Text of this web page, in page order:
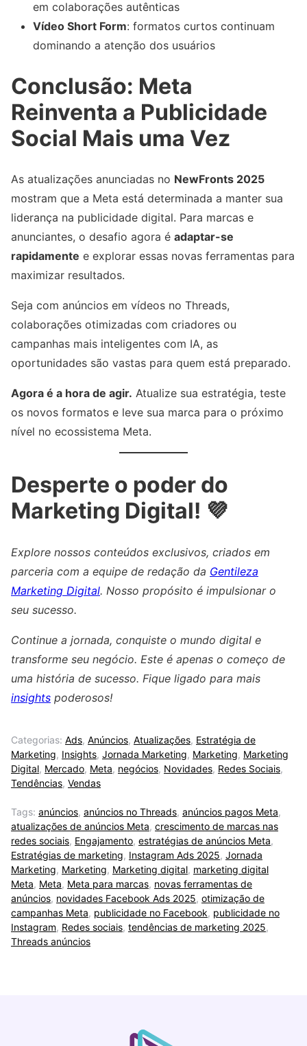
em colaborações autênticas
Vídeo Short Form: formatos curtos continuam
dominando a atenção dos usuários
Conclusão: Meta
Reinventa a Publicidade
Social Mais uma Vez
As atualizações anunciadas no NewFronts 2025
mostram que a Meta está determinada a manter sua
liderança na publicidade digital. Para marcas e
anunciantes, o desafio agora é adaptar-se
rapidamente e explorar essas novas ferramentas para
maximizar resultados.
Seja com anúncios em vídeos no Threads,
colaborações otimizadas com criadores ou
campanhas mais inteligentes com IA, as
oportunidades são vastas para quem está preparado.
Agora é a hora de agir. Atualize sua estratégia, teste
os novos formatos e leve sua marca para o próximo
nível no ecossistema Meta.
Desperte o poder do
Marketing Digital! 💜
Explore nossos conteúdos exclusivos, criados em
parceria com a equipe de redação da Gentileza
Marketing Digital. Nosso propósito é impulsionar o
seu sucesso.
Continue a jornada, conquiste o mundo digital e
transforme seu negócio. Este é apenas o começo de
uma história de sucesso. Fique ligado para mais
insights poderosos!
Categorias: Ads, Anúncios, Atualizações, Estratégia de
Marketing, Insights, Jornada Marketing, Marketing, Marketing
Digital, Mercado, Meta, negócios, Novidades, Redes Sociais,
Tendências, Vendas
Tags: anúncios, anúncios no Threads, anúncios pagos Meta,
atualizações de anúncios Meta, crescimento de marcas nas
redes sociais, Engajamento, estratégias de anúncios Meta,
Estratégias de marketing, Instagram Ads 2025, Jornada
Marketing, Marketing, Marketing digital, marketing digital
Meta, Meta, Meta para marcas, novas ferramentas de
anúncios, novidades Facebook Ads 2025, otimização de
campanhas Meta, publicidade no Facebook, publicidade no
Instagram, Redes sociais, tendências de marketing 2025,
Threads anúncios